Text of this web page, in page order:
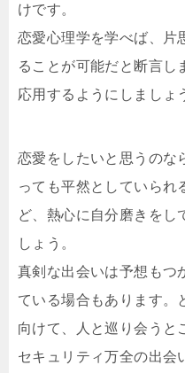
けです。
恋愛心理学を学べば、片
ることが可能だと断言し
応用するようにしましょ
恋愛をしたいと思うのな
っても平然としていられ
ど、熱心に自分磨きをし
しょう。
真剣な出会いは予想もつ
ている場合もあります。
向けて、人と巡り会うと
セキュリティ万全の出会